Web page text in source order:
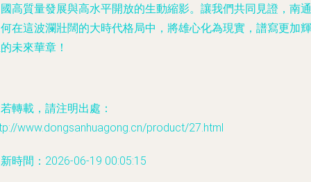
高質量發展與高水平開放的生動縮影。讓我們共同見證，南通
在這波瀾壯闊的大時代格局中，將雄心化為現實，譜寫更加輝
未來華章！
轉載，請注明出處：
www.dongsanhuagong.cn/product/27.html
時間：2026-06-19 00:05:15